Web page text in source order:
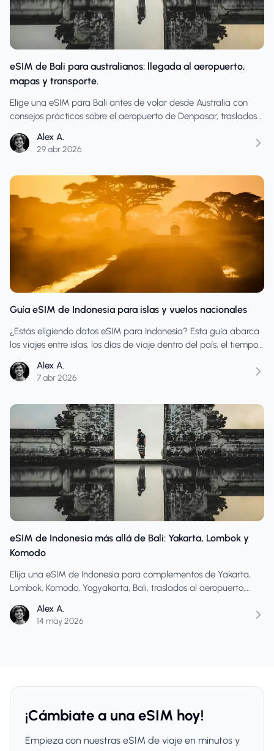
eSIM de Bali para australianos: llegada al aeropuerto,
mapas y transporte.
Elige una eSIM para Bali antes de volar desde Australia con
consejos prácticos sobre el aeropuerto de Denpasar, traslados
contratados.
Alex A.
29 abr 2026
Guía eSIM de Indonesia para islas y vuelos nacionales
¿Estás eligiendo datos eSIM para Indonesia? Esta guía abarca
los viajes entre islas, los días de viaje dentro del país, el tiempo
partes más transitadas de la ruta.
Alex A.
7 abr 2026
eSIM de Indonesia más allá de Bali: Yakarta, Lombok y
Komodo
Elija una eSIM de Indonesia para complementos de Yakarta,
Lombok, Komodo, Yogyakarta, Bali, traslados al aeropuerto,
Alex A.
14 may 2026
¡Cámbiate a una eSIM hoy!
Empieza con nuestras eSIM de viaje en minutos y